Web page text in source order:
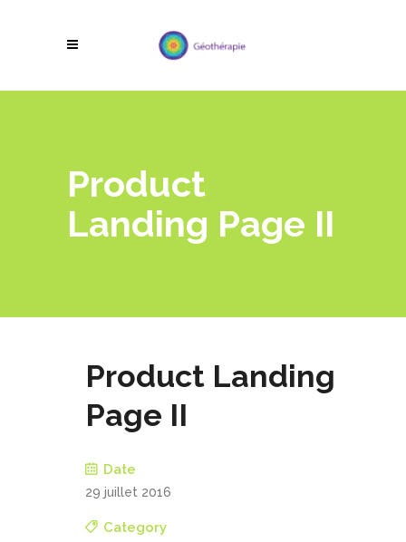
Product
Landing Page II
Product Landing
Page II
Date
29 juillet 2016
Category